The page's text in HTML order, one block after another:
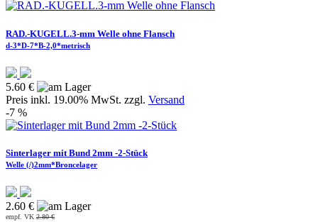
RAD.-KUGELL.3-mm Welle ohne Flansch
d-3*D-7*B-2,0*metrisch
5.60 €
Preis inkl. 19.00% MwSt. zzgl. Versand
-7 %
Sinterlager mit Bund 2mm -2-Stück
Welle (/)2mm*Broncelager
2.60 €
empf. VK 2.80 €